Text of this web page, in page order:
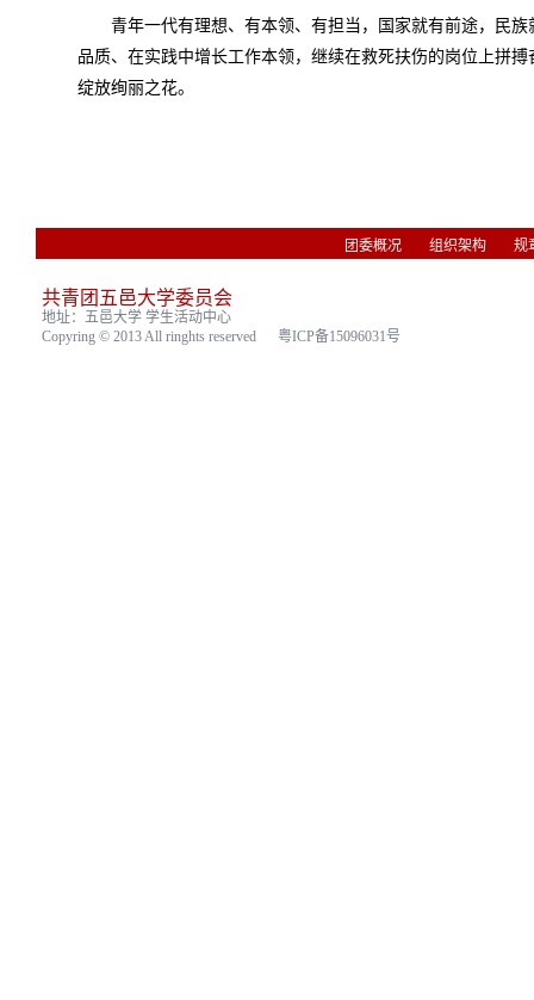
青年一代有理想、有本领、有担当，国家就有前途，民族
品质、在实践中增长工作本领，继续在救死扶伤的岗位上拼
绽放绚丽之花。
团委概况 组织架构 规
共青团五邑大学委员会
地址：五邑大学 学生活动中心
Copyring © 2013 All ringhts reserved 粤ICP备15096031号